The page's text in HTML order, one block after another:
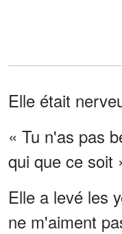
Elle était
« Tu n'as pas
qui que ce soit
Elle a levé les
ne m'aiment